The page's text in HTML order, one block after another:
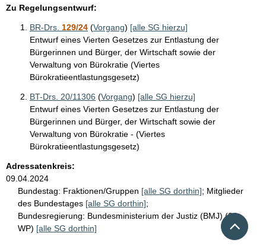
Zu Regelungsentwurf:
BR-Drs. 129/24 (Vorgang) [alle SG hierzu]
Entwurf eines Vierten Gesetzes zur Entlastung der
Bürgerinnen und Bürger, der Wirtschaft sowie der
Verwaltung von Bürokratie (Viertes
Bürokratieentlastungsgesetz)
BT-Drs. 20/11306 (Vorgang) [alle SG hierzu]
Entwurf eines Vierten Gesetzes zur Entlastung der
Bürgerinnen und Bürger, der Wirtschaft sowie der
Verwaltung von Bürokratie - (Viertes
Bürokratieentlastungsgesetz)
Adressatenkreis:
09.04.2024
Bundestag: Fraktionen/Gruppen [alle SG dorthin]; Mitglieder
des Bundestages [alle SG dorthin];
Bundesregierung: Bundesministerium der Justiz (BMJ) (20.
WP) [alle SG dorthin]